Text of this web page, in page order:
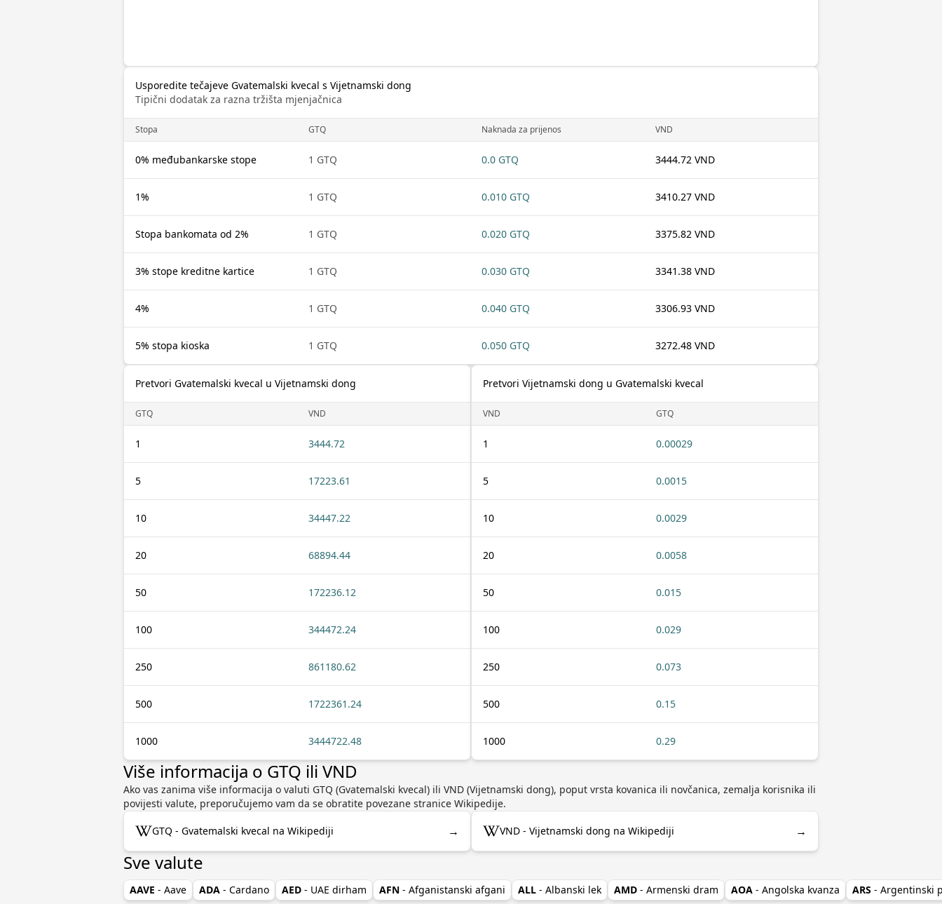
Usporedite tečajeve Gvatemalski kvecal s Vijetnamski dong
Tipični dodatak za razna tržišta mjenjačnica
Stopa GTQ Naknada za prijenos VND
0% međubankarske stope 1 GTQ 0.0 GTQ 3444.72 VND
1% 1 GTQ 0.010 GTQ 3410.27 VND
Stopa bankomata od 2% 1 GTQ 0.020 GTQ 3375.82 VND
3% stope kreditne kartice 1 GTQ 0.030 GTQ 3341.38 VND
4% 1 GTQ 0.040 GTQ 3306.93 VND
5% stopa kioska 1 GTQ 0.050 GTQ 3272.48 VND
Pretvori Gvatemalski kvecal u Vijetnamski dong
GTQ VND
1 3444.72
5 17223.61
10 34447.22
20 68894.44
50 172236.12
100 344472.24
250 861180.62
500 1722361.24
1000 3444722.48
Pretvori Vijetnamski dong u Gvatemalski kvecal
VND GTQ
1 0.00029
5 0.0015
10 0.0029
20 0.0058
50 0.015
100 0.029
250 0.073
500 0.15
1000 0.29
Više informacija o GTQ ili VND
Ako vas zanima više informacija o valuti GTQ (Gvatemalski kvecal) ili VND (Vijetnamski dong), poput vrsta kovanica ili novčanica, zemalja korisnika ili
povijesti valute, preporučujemo vam da se obratite povezane stranice Wikipedije.
GTQ - Gvatemalski kvecal na Wikipediji → VND - Vijetnamski dong na Wikipediji →
Sve valute
AAVE - Aave ADA - Cardano AED - UAE dirham AFN - Afganistanski afgani ALL - Albanski lek AMD - Armenski dram AOA - Angolska kvanza ARS - Argentinski